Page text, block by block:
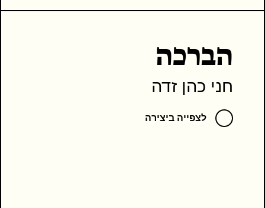
הברכה
חני כהן זדה
לצפייה ביצירה